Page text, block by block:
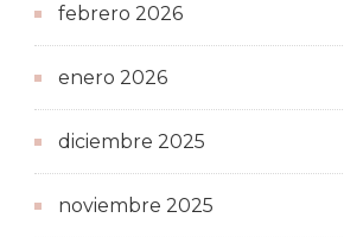
febrero 2026
enero 2026
diciembre 2025
noviembre 2025